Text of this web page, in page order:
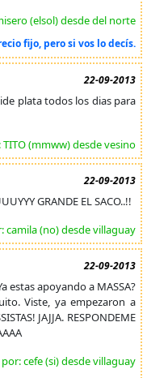
(elsol) desde del norte
fijo, pero si vos lo decís.
22-09-2013
plata todos los dias para
(mmww) desde vesino
22-09-2013
GRANDE EL SACO..!!
camila (no) desde villaguay
22-09-2013
estas apoyando a MASSA?
Viste, ya empezaron a
JAJJA. RESPONDEME
cefe (si) desde villaguay